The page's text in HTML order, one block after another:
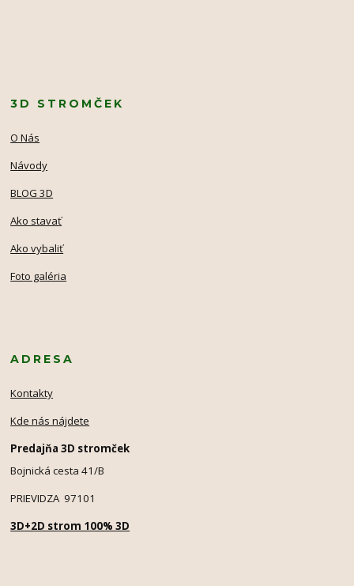
3D STROMČEK
O Nás
Návody
BLOG 3D
Ako stavať
Ako vybaliť
Foto galéria
ADRESA
Kontakty
Kde nás nájdete
Predajňa 3D stromček
Bojnická cesta 41/B
PRIEVIDZA 97101
3D+2D strom 100% 3D